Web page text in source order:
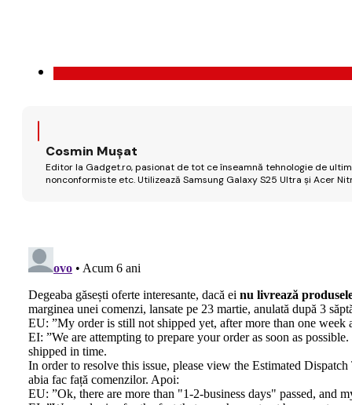
Cosmin Mușat
Editor la Gadget.ro, pasionat de tot ce înseamnă tehnologie de
nonconformiste etc. Utilizează Samsung Galaxy S25 Ultra și Acer